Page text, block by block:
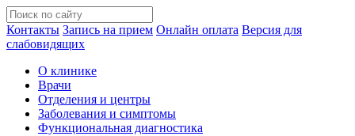
Контакты Запись на прием Онлайн оплата Версия для
слабовидящих
О клинике
Врачи
Отделения и центры
Заболевания и симптомы
Функциональная диагностика